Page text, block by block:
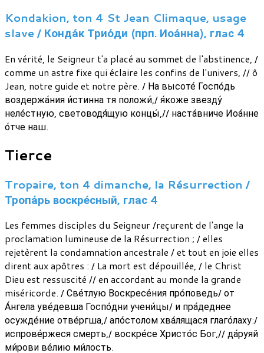
Kondakion, ton 4 St Jean Climaque, usage
slave / Конда́к Трио́ди (прп. Иоа́нна), глaс 4
En vérité, le Seigneur t'a placé au sommet de l'abstinence, /
comme un astre fixe qui éclaire les confins de l'univers, // ô
Jean, notre guide et notre père. / На высоте́ Госпо́дь
воздержа́ния и́стинна тя положи́,/ я́коже звезду́
неле́стную, световодя́щую концы́,// наста́вниче Иоа́нне
о́тче наш.
Tierce
Tropaire, ton 4 dimanche, la Résurrection /
Тропа́рь воскре́сный, глас 4
Les femmes disciples du Seigneur /reçurent de l'ange la
proclamation lumineuse de la Résurrection ; / elles
rejetèrent la condamnation ancestrale / et tout en joie elles
dirent aux apôtres : / La mort est dépouillée, / le Christ
Dieu est ressuscité // en accordant au monde la grande
miséricorde. / Све́тлую Воскресе́ния про́поведь/ от
А́нгела уве́девша Госпо́дни учени́цы/ и пра́деднее
осужде́ние отве́ргша,/ апо́столом хва́лящася глаго́лаху:/
испрове́ржеся смерть,/ воскре́се Христо́с Бог,// да́руяй
ми́рови ве́лию ми́лость.